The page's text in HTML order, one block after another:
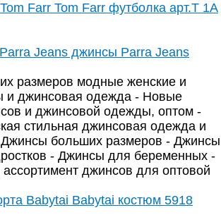
Farr Tom Farr футболка арт.T 1A
Jeans джинсы Parra Jeans
размеров модные женские и
и джинсовая одежда - Новые
и джинсовой одежды, оптом -
стильная джинсовая одежда и
больших размеров - Джинсы
- Джинсы для беременных -
джинсов для оптовой
Babytai Babytai костюм 5918